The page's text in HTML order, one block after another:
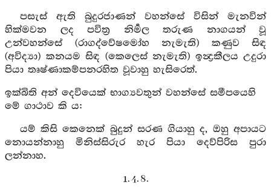
පසැස් ඇති බුදුරජාණන් වහන්සේ විසින් මැනවින්
හික්මවන ලද පවිත්‍ර නිර්‍මල තරුණ නාගයන් වූ
උන්වහන්සේ (රාගද්වේෂමෝහ නැමැති) කණුව සිඳ
(අවිද්‍යා) කනයම සිඳ (කෙලෙස් නැමැති) ඉන්‍ද්‍රකීලය උදුරා
පියා තෘෂ්ණාකම්පනරහිත වූවාහු හැසිරෙත්.
ඉක්බිති අන් දෙවියෙක් භාග්‍යවතුන් වහන්සේ සමීපයෙහි
මේ ගාථාව කි ය:
යම් කිසි කෙනෙක් බුදුන් සරණ ගියාහු ද, ඔහු අපායට
නොයන්නාහු මිනිස්සිරුර හැර පියා දෙව්පිරිස පුරා
ලන්නාහ.
1. 4. 8.